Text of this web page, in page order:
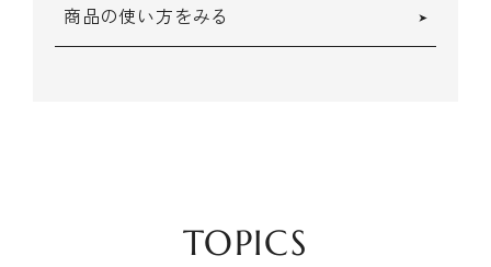
商品の使い方をみる
TOPICS